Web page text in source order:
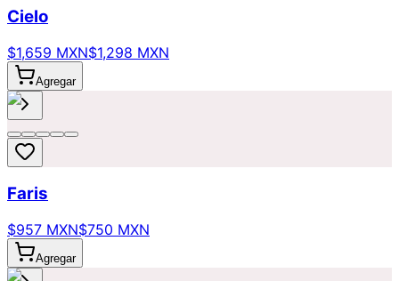
Cielo
$1,659 MXN$1,298 MXN
Agregar
Faris
$957 MXN$750 MXN
Agregar